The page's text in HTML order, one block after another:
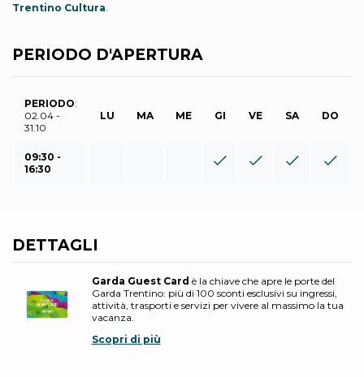
Trentino Cultura
PERIODO D'APERTURA
PERIODO:
02.04 -
31.10
LU MA ME GI VE SA DO
09:30 -
16:30
DETTAGLI
Garda Guest Card è la chiave che apre le porte del
Garda Trentino: più di 100 sconti esclusivi su ingressi,
attività, trasporti e servizi per vivere al massimo la tua
vacanza.
Scopri di più